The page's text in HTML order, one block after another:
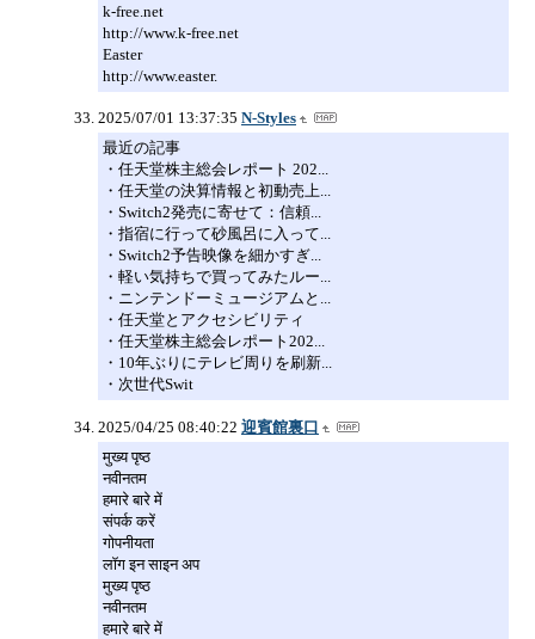
k-free.net
http://www.k-free.net
Easter
http://www.easter.
2025/07/01 13:37:35 N-Styles
最近の記事
・任天堂株主総会レポート 202...
・任天堂の決算情報と初動売上...
・Switch2発売に寄せて：信頼...
・指宿に行って砂風呂に入って...
・Switch2予告映像を細かすぎ...
・軽い気持ちで買ってみたルー...
・ニンテンドーミュージアムと...
・任天堂とアクセシビリティ
・任天堂株主総会レポート202...
・10年ぶりにテレビ周りを刷新...
・次世代Swit
2025/04/25 08:40:22 迎賓館裏口
मुख्य पृष्ठ
नवीनतम
हमारे बारे में
संपर्क करें
गोपनीयता
लॉग इन साइन अप
मुख्य पृष्ठ
नवीनतम
हमारे बारे में